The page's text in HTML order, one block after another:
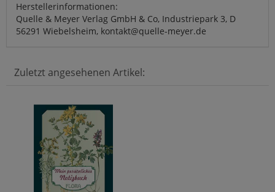
Herstellerinformationen:
Quelle & Meyer Verlag GmbH & Co, Industriepark 3, D
56291 Wiebelsheim, kontakt@quelle-meyer.de
Zuletzt angesehenen Artikel: